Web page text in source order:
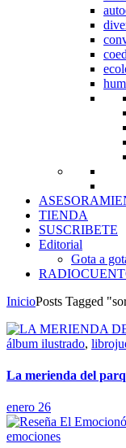
TIENDA
SUSCRIBETE
Editorial
Gota a
InicioPosts Tagged
álbum ilustrado,
La merienda del
enero 26
emociones